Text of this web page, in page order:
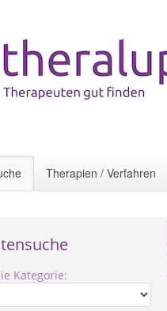
Therapien / Verfahren
Kategorie: